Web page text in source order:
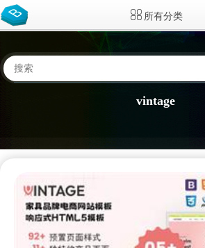
所有分类
vintage